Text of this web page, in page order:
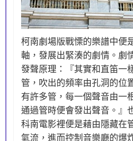
柯南劇場版戰慄的樂譜中便
軸，發展出緊湊的劇情。劇
發聲原理：『其實和直笛一
管，吹出的頻率由孔洞的位
有許多管，每一個聲音由一
通過管時便會發出聲音。』
科南電影裡便是藉由隱藏在
氣流，進而控制音樂廳的爆